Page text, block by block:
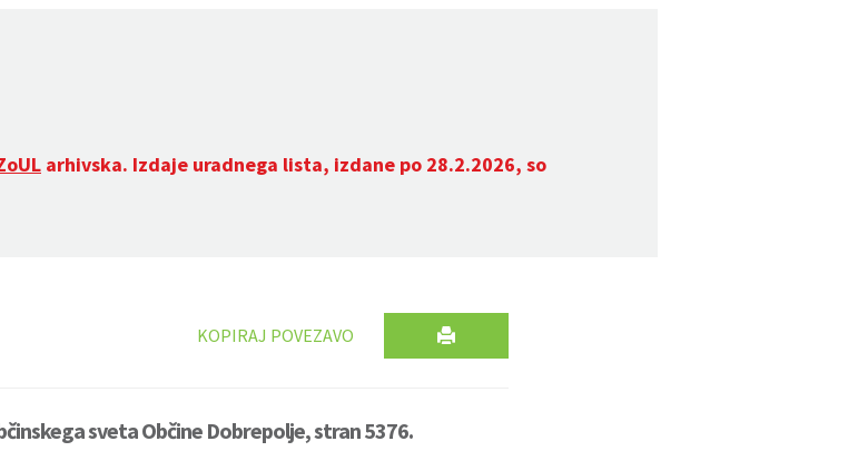
arhivska. Izdaje uradnega lista, izdane po 28.2.2026, so
KOPIRAJ POVEZAVO
sveta Občine Dobrepolje, stran 5376.